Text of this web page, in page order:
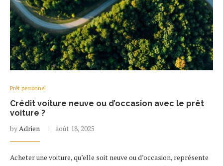
Prêt personnel
Crédit voiture neuve ou d’occasion avec le prêt
voiture ?
byAdrien août 18, 2025
Acheter une voiture, qu’elle soit neuve ou d’occasion, représente